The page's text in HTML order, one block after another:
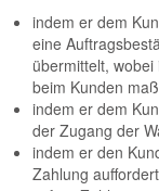
indem er dem
eine
übermittelt,
beim Kunden
indem er dem
der Zugang der
indem er den
Zahlung